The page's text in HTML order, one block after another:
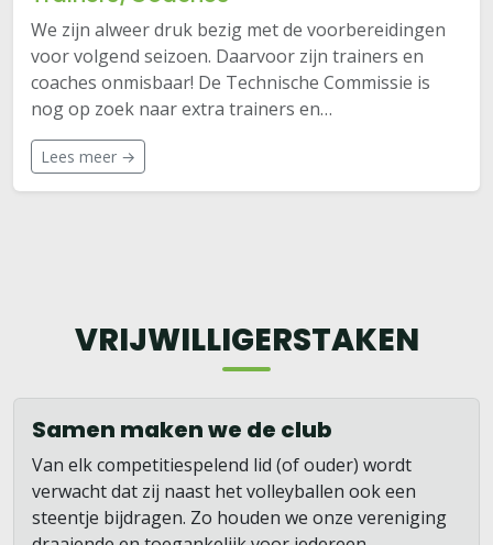
We zijn alweer druk bezig met de voorbereidingen
voor volgend seizoen. Daarvoor zijn trainers en
coaches onmisbaar! De Technische Commissie is
nog op zoek naar extra trainers en…
Lees meer →
VRIJWILLIGERSTAKEN
Samen maken we de club
Van elk competitiespelend lid (of ouder) wordt
verwacht dat zij naast het volleyballen ook een
steentje bijdragen. Zo houden we onze vereniging